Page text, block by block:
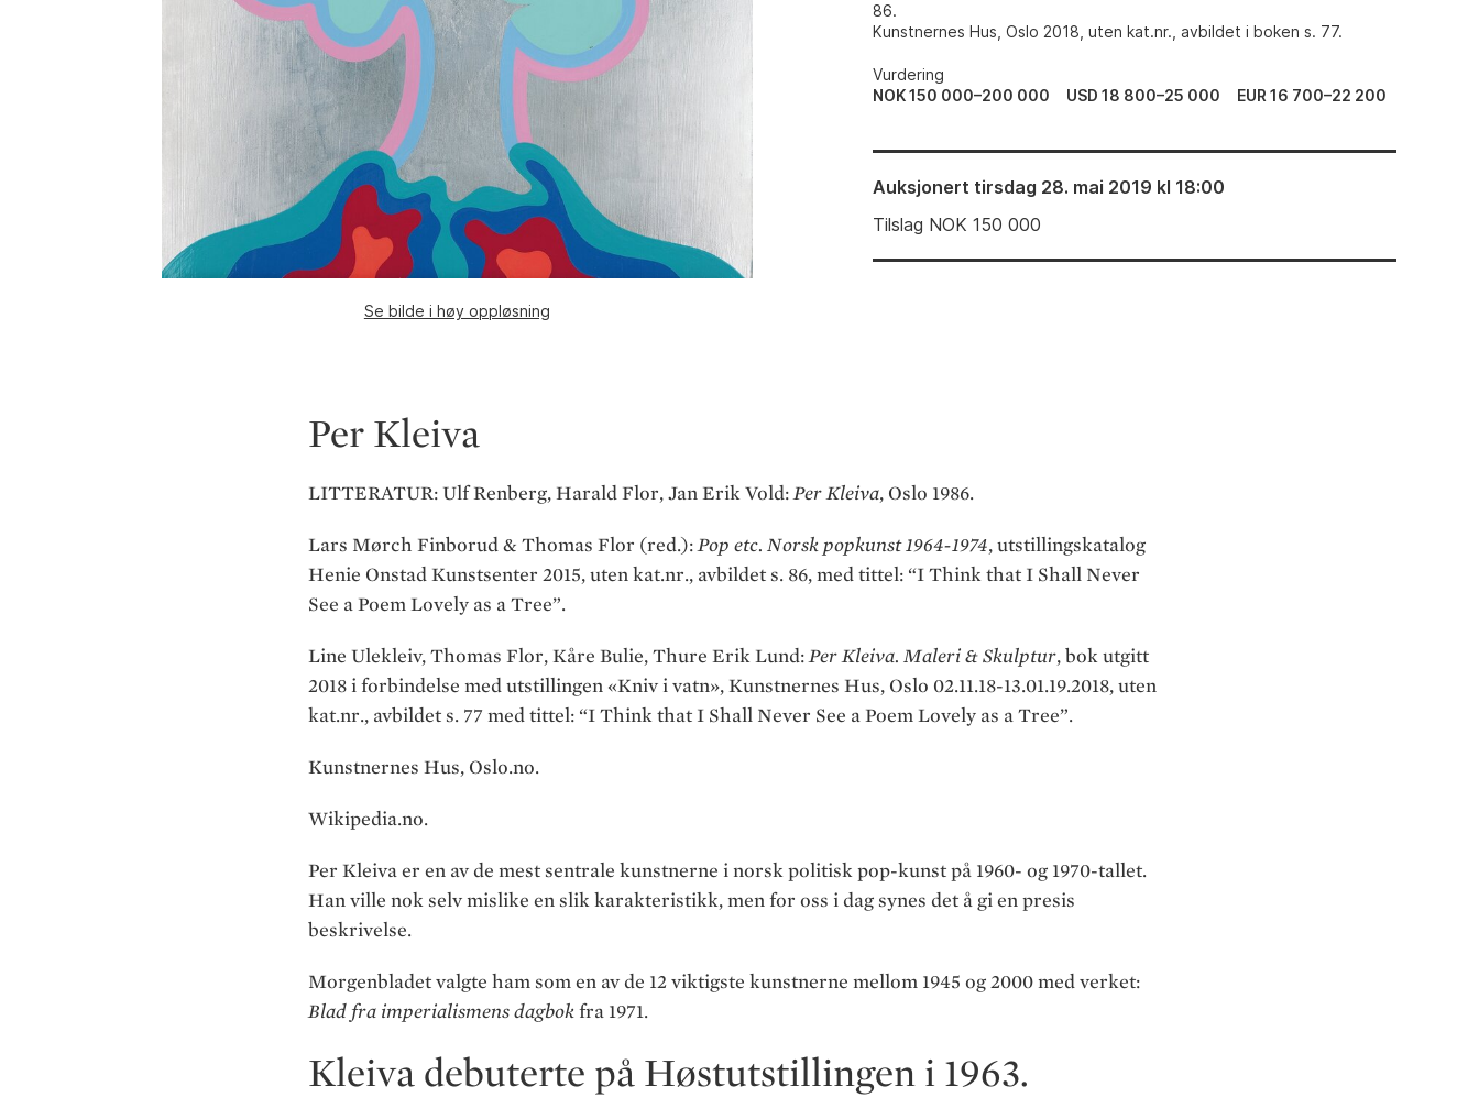
Se bilde i høy oppløsning
86.
Kunstnernes Hus, Oslo 2018, uten kat.nr., avbildet i boken s. 77.
Vurdering
NOK 150 000–200 000
USD 18 800–25 000 EUR 16 700–22 200
Auksjonert tirsdag 28. mai 2019 kl 18:00
Tilslag NOK150 000
Per Kleiva
LITTERATUR: Ulf Renberg, Harald Flor, Jan Erik Vold:Per Kleiva, Oslo 1986.
Lars Mørch Finborud & Thomas Flor (red.):Pop etc. Norsk popkunst 1964-1974, utstillingskatalog
Henie Onstad Kunstsenter 2015, uten kat.nr., avbildet s. 86, med tittel: “I Think that I Shall Never
See a Poem Lovely as a Tree”.
Line Ulekleiv, Thomas Flor, Kåre Bulie, Thure Erik Lund:Per Kleiva. Maleri & Skulptur, bok utgitt
2018 i forbindelse med utstillingen «Kniv i vatn», Kunstnernes Hus, Oslo 02.11.18-13.01.19.2018, uten
kat.nr., avbildet s. 77 med tittel: “I Think that I Shall Never See a Poem Lovely as a Tree”.
Kunstnernes Hus, Oslo.no.
Wikipedia.no.
Per Kleiva er en av de mest sentrale kunstnerne i norsk politisk pop-kunst på 1960- og 1970-tallet.
Han ville nok selv mislike en slik karakteristikk, men for oss i dag synes det å gi en presis
beskrivelse.
Morgenbladet valgte ham som en av de 12 viktigste kunstnerne mellom 1945 og 2000 med verket:
Blad fra imperialismens dagbok fra 1971.
Kleiva debuterte på Høstutstillingen i 1963.